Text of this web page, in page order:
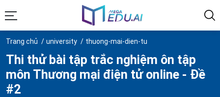
Trang chủ university thuong-mai-dien-tu
Thi thử bài tập trắc nghiệm ôn tập
môn Thương mại điện tử online - Đề
#2